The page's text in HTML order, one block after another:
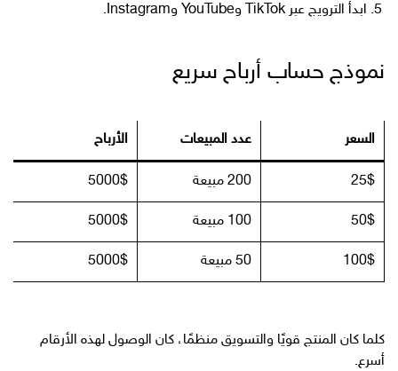
ابدأ الترويج عبر TikTok وYouTube وInstagram.
نموذج حساب أرباح سريع
السعر عدد المبيعات الأرباح
25$ 200 مبيعة 5000$
50$ 100 مبيعة 5000$
100$ 50 مبيعة 5000$
كلما كان المنتج قويًا والتسويق منظمًا، كان الوصول لهذه الأرقام
أسرع.